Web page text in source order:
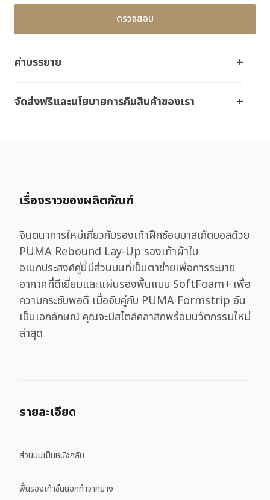
ตรวจสอบ
คำบรรยาย
จัดส่งฟรีและนโยบายการคืนสินค้าของเรา
เรื่องราวของผลิตภัณฑ์
จินตนาการใหม่เกี่ยวกับรองเท้าฝึกซ้อมบาสเก็ตบอลด้วย
PUMA Rebound Lay-Up รองเท้าผ้าใบ
อเนกประสงค์คู่นี้มีส่วนบนที่เป็นตาข่ายเพื่อการระบาย
อากาศที่ดีเยี่ยมและแผ่นรองพื้นแบบ SoftFoam+ เพื่อ
ความกระชับพอดี เมื่อจับคู่กับ PUMA Formstrip อัน
เป็นเอกลักษณ์ คุณจะมีสไตล์คลาสิกพร้อมนวัตกรรมใหม่
ล่าสุด
รายละเอียด
ส่วนบนเป็นหนังกลับ
พื้นรองเท้าชั้นนอกทำจากยาง